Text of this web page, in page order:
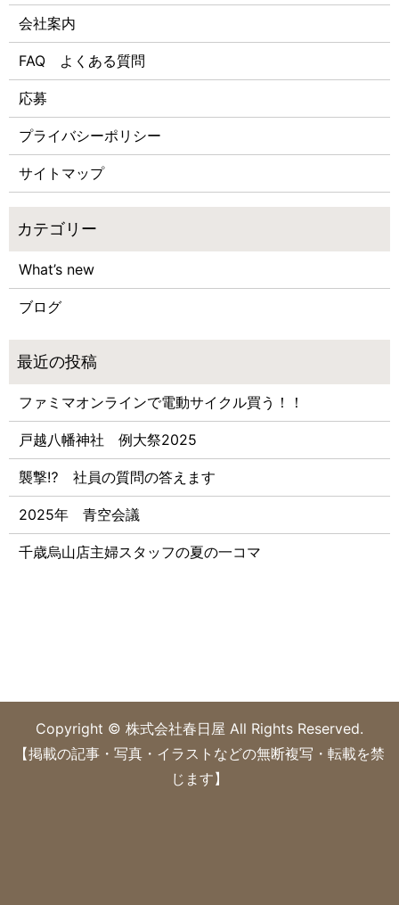
会社案内
FAQ よくある質問
応募
プライバシーポリシー
サイトマップ
What’s new
ブログ
ファミマオンラインで電動サイクル買う！！
戸越八幡神社 例大祭2025
襲撃⁉ 社員の質問の答えます
2025年 青空会議
千歳烏山店主婦スタッフの夏の一コマ
Copyright © 株式会社春日屋 All Rights Reserved.
【掲載の記事・写真・イラストなどの無断複写・転載を禁
じます】